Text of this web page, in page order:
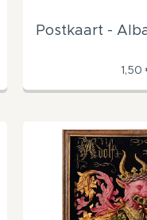
Postkaart -
1,50